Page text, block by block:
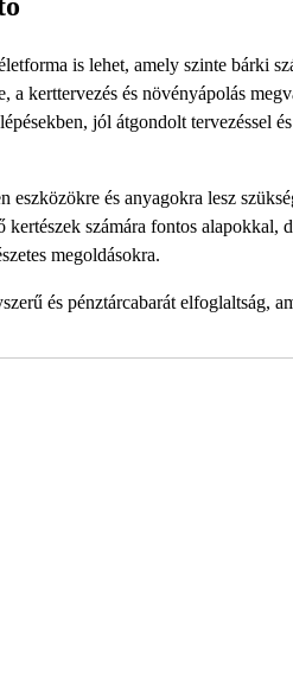
is lehet, amely szinte bárki
kerttervezés és növényápolás
jól átgondolt tervezéssel
és anyagokra lesz
számára fontos alapokkal,
megoldásokra.
és pénztárcabarát elfoglaltság,